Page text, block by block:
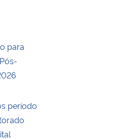
para
período